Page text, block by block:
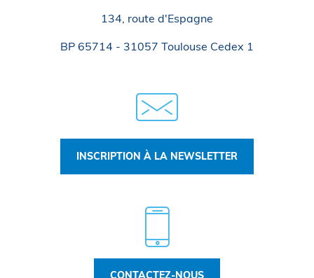
134, route d'Espagne
BP 65714 - 31057 Toulouse Cedex 1
INSCRIPTION À LA NEWSLETTER
CONTACTEZ-NOUS